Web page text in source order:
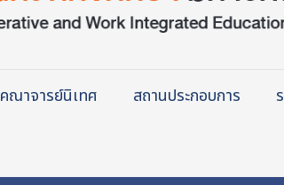
คณาจารย์นิเทศ สถานประกอบการ